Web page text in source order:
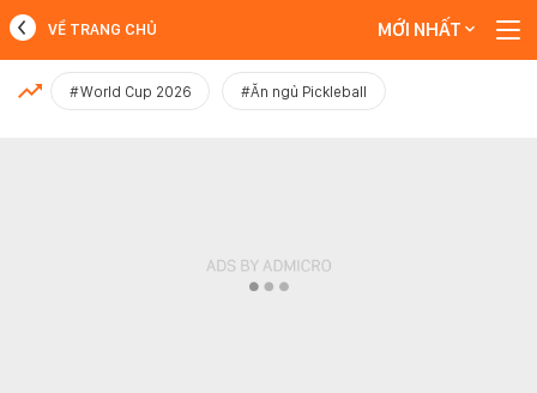
MỚI NHẤT
VỀ TRANG CHỦ MỚI NHẤT
#World Cup 2026 #Ăn ngủ Pickleball